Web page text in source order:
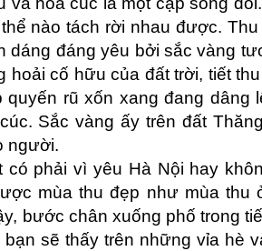
nào tách rời nhau được. Thu
dáng đáng yêu bởi sắc vàng
hoải cố hữu của đất trời, tiết
quyến rũ xốn xang đang dâng
Sắc vàng ấy trên đất
người.
có phải vì yêu Hà Nội hay
mùa thu đẹp như mùa thu
bước chân xuống phố trong
bạn sẽ thấy trên những vỉa hè